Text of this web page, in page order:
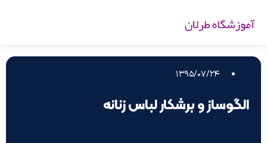
۱۳۹۵/۰۷/۲۴
الگوساز و برشکار لباس زنانه